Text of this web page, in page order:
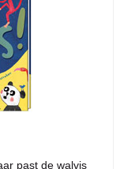
past de walvis